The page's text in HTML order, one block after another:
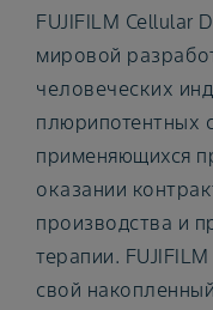
FUJIFILM Cellular
мировой
человеческих
плюрипотентных
применяющихся
оказании
производства и
терапии.
свой